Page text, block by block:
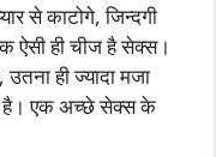
से काटोगे, जिन्दगी
ऐसी ही चीज है सेक्स।
ही ज्यादा मजा
है। एक अच्छे सेक्स के